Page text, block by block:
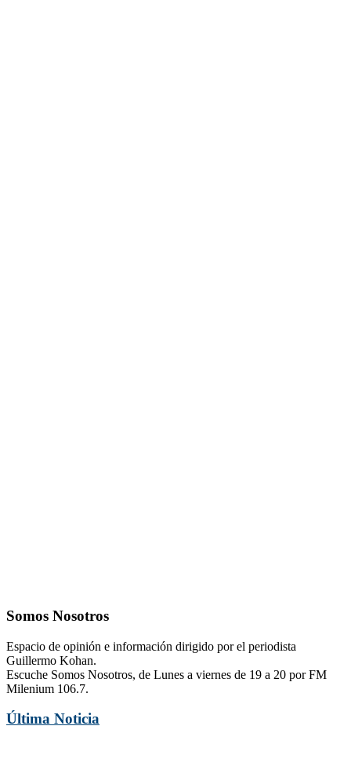
Somos Nosotros
Espacio de opinión e información dirigido por el periodista
Guillermo Kohan.
Escuche Somos Nosotros, de Lunes a viernes de 19 a 20 por FM
Milenium 106.7.
Última Noticia